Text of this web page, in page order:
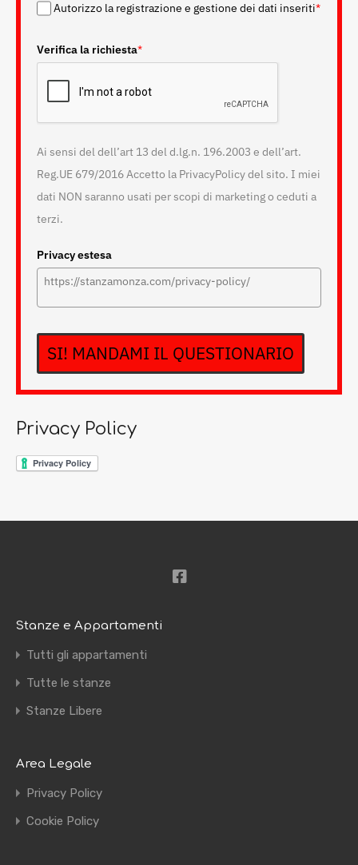
Autorizzo la registrazione e gestione dei dati inseriti*
Verifica la richiesta*
Ai sensi del dell’art 13 del d.lg.n. 196.2003 e dell’art.
Reg.UE 679/2016 Accetto la PrivacyPolicy del sito. I miei
dati NON saranno usati per scopi di marketing o ceduti a
terzi.
Privacy estesa
SI! MANDAMI IL QUESTIONARIO
Privacy Policy
Stanze e Appartamenti
Tutti gli appartamenti
Tutte le stanze
Stanze Libere
Area Legale
Privacy Policy
Cookie Policy